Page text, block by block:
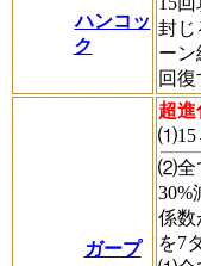
ハンコッ
ク
封じ
ーン
回復
ガープ
超進
⑵全
30%
係数
を7